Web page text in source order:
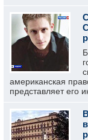
американская
представляет его